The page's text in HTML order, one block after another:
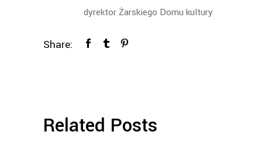
dyrektor Żarskiego Domu kultury
Share:
Related Posts